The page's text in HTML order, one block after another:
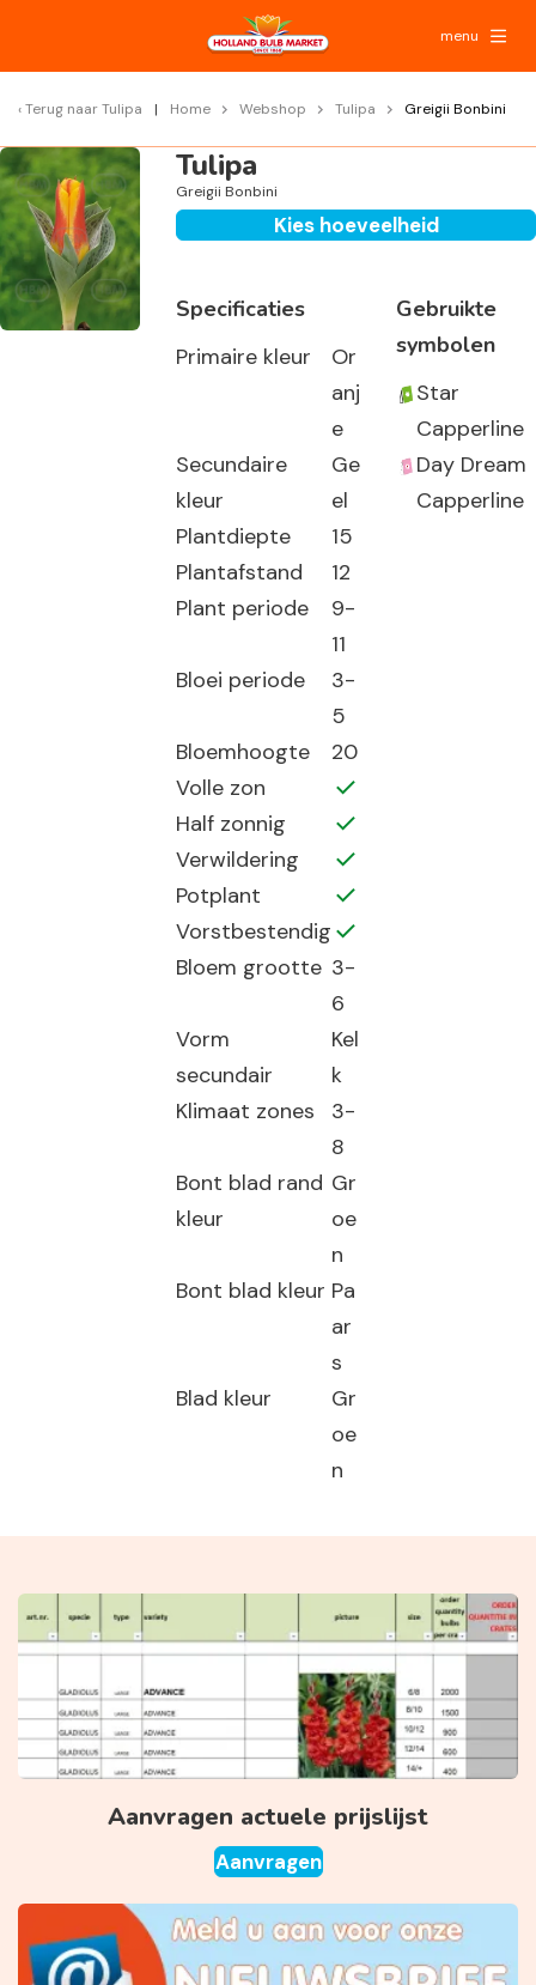
menu
Terug naarTulipa Home Webshop Tulipa Greigii Bonbini
Tulipa
Greigii Bonbini
Kies hoeveelheid
Specificaties
Primaire kleur
Or
anj
e
Secundaire
kleur
Ge
el
Plantdiepte
15
Plantafstand
12
Plant periode
9-
11
Bloei periode
3-
5
Bloemhoogte
20
Volle zon
Half zonnig
Verwildering
Potplant
Vorstbestendig
Bloem grootte 3-
6
Vorm
secundair
Kel
k
Klimaat zones
3-
8
Bont blad rand
kleur
Gr
oe
n
Bont blad kleur Pa
ar
s
Blad kleur
Gr
oe
n
Gebruikte
symbolen
Star
Capperline
Day Dream
Capperline
Aanvragen actuele prijslijst
Aanvragen